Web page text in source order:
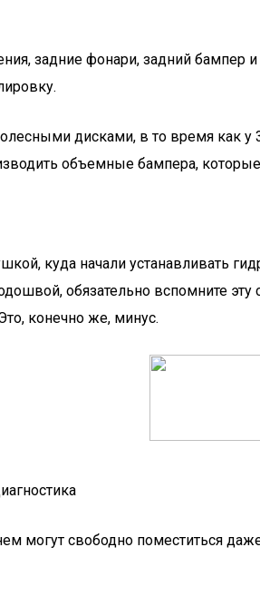
задние фонари, задний
дисками, в то время как
объемные бампера,
куда начали устанавливать
обязательно вспомните
конечно же, минус.
могут свободно поместиться